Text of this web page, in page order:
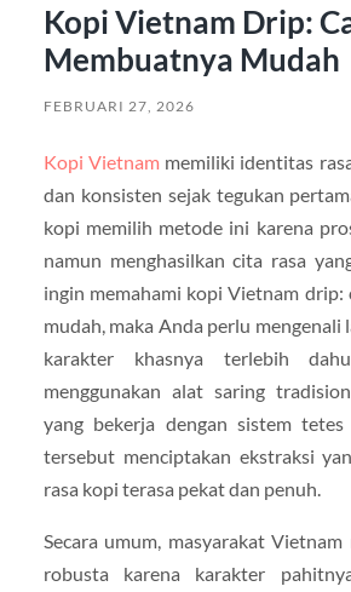
Kopi Vietnam Drip:
Membuatnya Mudah
FEBRUARI 27, 2026
Kopi Vietnam memiliki identitas
dan konsisten sejak tegukan
kopi memilih metode ini karena
namun menghasilkan cita rasa
ingin memahami kopi Vietnam drip:
mudah, maka Anda perlu mengenali
karakter khasnya terlebih
menggunakan alat saring
yang bekerja dengan sistem tetes
tersebut menciptakan ekstraksi
rasa kopi terasa pekat dan penuh.
Secara umum, masyarakat
robusta karena karakter